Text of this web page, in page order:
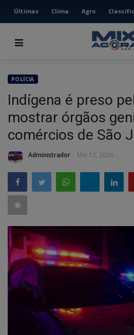
Últimas Clima Agro
ÚLTIMAS
AGRO
CLASSIFICADOS
VÍDEOS
GALERIA
ESPORTE
POLÍCIA
POLÍTICA
GERAL
SAÚDE
CIDADE
COMO ANUNCIAR
POLÍCIA
Indígena é preso
mostrar órgãos
comércios de São
Administrador Mai 12, 2026